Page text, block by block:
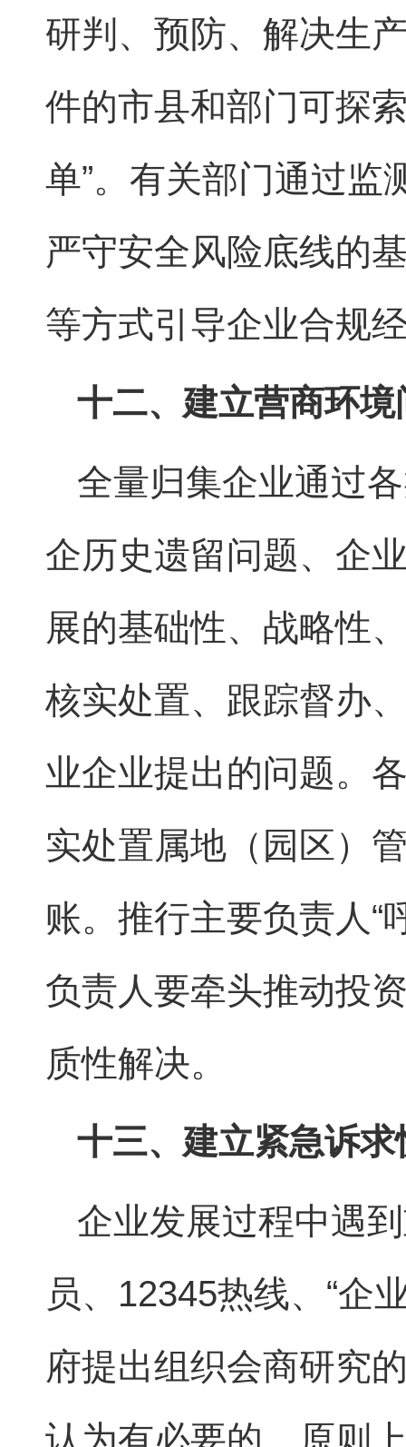
研判、预防、解决生
件的市县和部门可探
单”。有关部门通过监
严守安全风险底线的
等方式引导企业合规
十二、建立营商环
全量归集企业通过
企历史遗留问题、企
展的基础性、战略性
核实处置、跟踪督办
业企业提出的问题。
实处置属地（园区）
账。推行主要负责人“
负责人要牵头推动投
质性解决。
十三、建立紧急诉
企业发展过程中遇
员、12345热线、“企
府提出组织会商研究
认为有必要的，原则